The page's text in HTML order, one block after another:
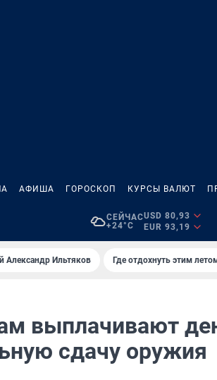
АФИША ГОРОСКОП КУРСЫ ВАЛЮТ
СЕЙЧАС
+24°C
USD 80,93
EUR 93,19
Александр Ильтяков Где отдохнуть этим
выплачивают
сдачу оружия